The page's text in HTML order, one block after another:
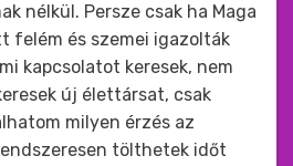
nélkül. Persze csak ha Maga
felém és szemei igazolták
kapcsolatot keresek, nem
új élettársat, csak
milyen érzés az
tölthetek időt